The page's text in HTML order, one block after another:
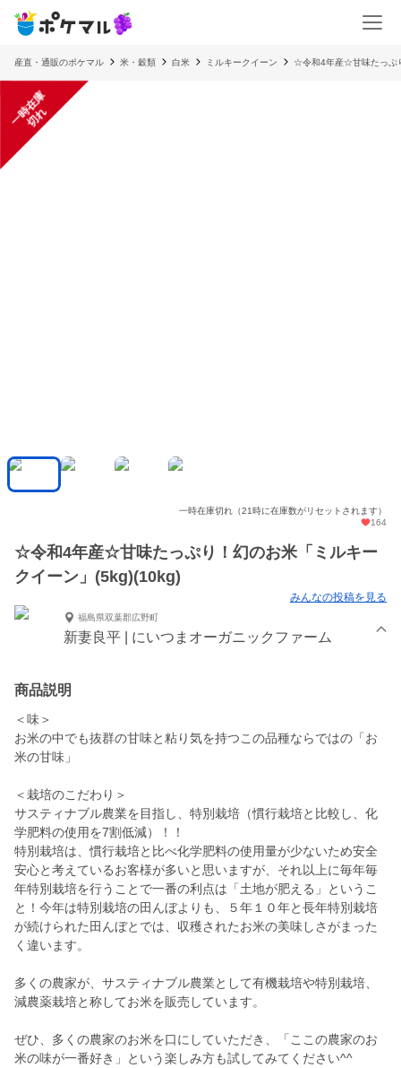
産直・通販のポケマル 米・穀類 白米 ミルキークイーン ☆令和4年産☆甘味たっぷ
一
時
在
庫
切
れ
一時在庫切れ（21時に在庫数がリセットされます）
164
☆令和4年産☆甘味たっぷり！幻のお米「ミルキー
クイーン」(5kg)(10kg)
みんなの投稿を見る
福島県双葉郡広野町
新妻良平 | にいつまオーガニックファーム
商品説明
＜味＞
お米の中でも抜群の甘味と粘り気を持つこの品種ならではの「お
米の甘味」
＜栽培のこだわり＞
サスティナブル農業を目指し、特別栽培（慣行栽培と比較し、化
学肥料の使用を7割低減）！！
特別栽培は、慣行栽培と比べ化学肥料の使用量が少ないため安全
安心と考えているお客様が多いと思いますが、それ以上に毎年毎
年特別栽培を行うことで一番の利点は「土地が肥える」というこ
と！今年は特別栽培の田んぼよりも、５年１０年と長年特別栽培
が続けられた田んぼとでは、収穫されたお米の美味しさがまった
く違います。
多くの農家が、サスティナブル農業として有機栽培や特別栽培、
減農薬栽培と称してお米を販売しています。
ぜひ、多くの農家のお米を口にしていただき、「ここの農家のお
米の味が一番好き」という楽しみ方も試してみてください^^